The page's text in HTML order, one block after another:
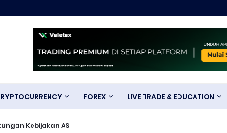
FOREX LIVE TRADE & EDUCATION
Kebijakan AS